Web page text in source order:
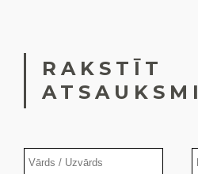
RAKSTĪT
ATSAUKSMI